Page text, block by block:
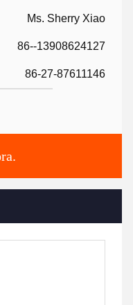
Ms. Sherry Xiao
86--13908624127
86-27-87611146